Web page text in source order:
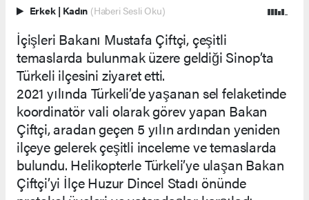
Erkek | Kadın (Haberi Sesli Oku)
İçişleri Bakanı Mustafa Çiftçi, çeşitli
temaslarda bulunmak üzere geldiği Sinop’ta
Türkeli ilçesini ziyaret etti.
2021 yılında Türkeli’de yaşanan sel felaketinde
koordinatör vali olarak görev yapan Bakan
Çiftçi, aradan geçen 5 yılın ardından yeniden
ilçeye gelerek çeşitli inceleme ve temaslarda
bulundu. Helikopterle Türkeli’ye ulaşan Bakan
Çiftçi’yi İlçe Huzur Dincel Stadı önünde